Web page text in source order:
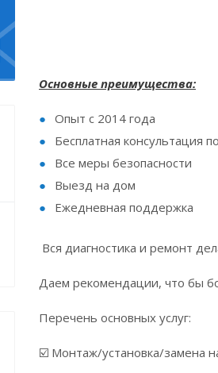
Основные преимущества:
Опыт с 2014 года
Бесплатная консультация
Все меры безопасности
Выезд на дом
Ежедневная поддержка
Вся диагностика и ремонт
Даем рекомендации, что бы
Перечень основных услуг:
☑️ Монтаж/установка/замена